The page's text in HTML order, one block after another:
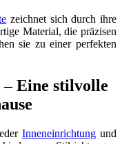
zeichnet sich durch ihre
Material, die präzisen
sie zu einer perfekten
– Eine stilvolle
Inneneinrichtungund